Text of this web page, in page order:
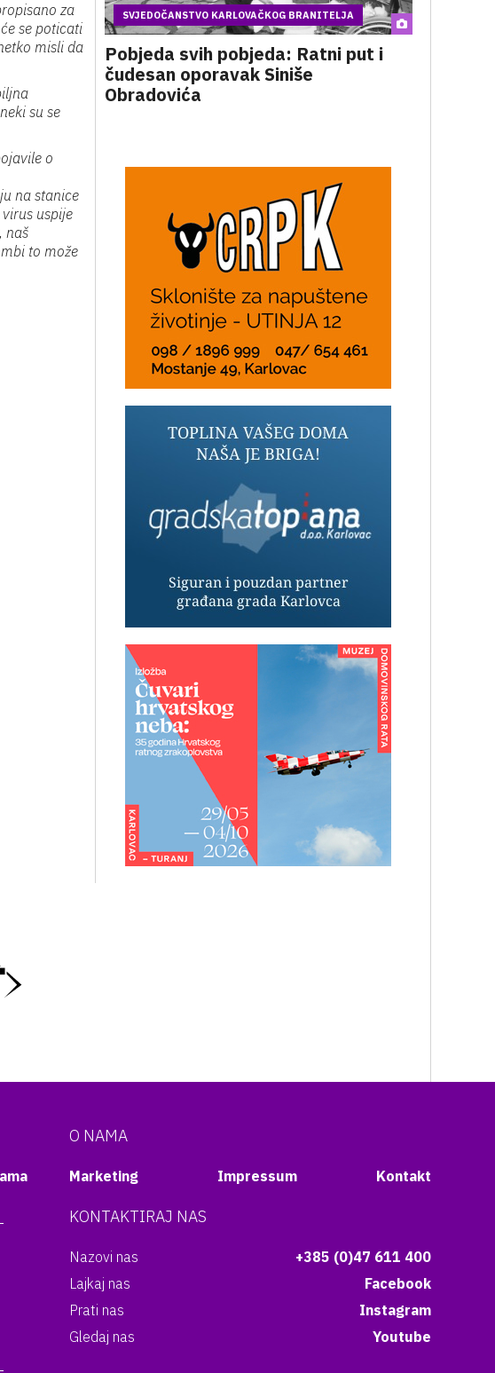
za
se poticati
misli da
su se
o
na stanice
uspije
naš
to može
SVJEDOČANSTVO KARLOVAČKOG BRANITELJA
Pobjeda svih pobjeda: Ratni put i
čudesan oporavak Siniše
Obradovića
O NAMA
Marketing Impressum Kontakt
KONTAKTIRAJ NAS
Nazovi nas
+385 (0)47 611 400
Lajkaj nas
Facebook
Prati nas
Instagram
Gledaj nas
Youtube